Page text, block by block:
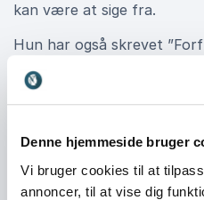
Denne hjemmeside bruger
Vi bruger cookies til at
annoncer, til at vise dig
kan være at sige fra.
Hun har også skrevet
stalking”, hvor hun sætter
voldsomme
rammes. Med bogen giver
betydning for både den